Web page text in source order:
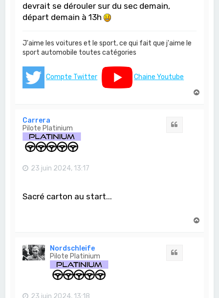
devrait se dérouler sur du sec demain,
départ demain à 13h
J'aime les voitures et le sport, ce qui fait que j'aime le
sport automobile toutes catégories
Compte Twitter
Chaine Youtube
Carrera
Pilote Platinium
23 juin 2024, 13:17
Sacré carton au start...
Nordschleife
Pilote Platinium